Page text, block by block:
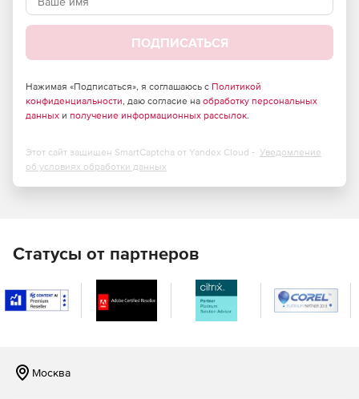
ПОДПИСАТЬСЯ
Нажимая «Подписаться», я соглашаюсь с Политикой
конфиденциальности, даю согласие на обработку персональных
данных и получение информационных рассылок.
Этот сайт защищен SmartCaptcha от Yandex Cloud - Уведомление
об условиях обработки данных
Статусы от партнеров
Москва